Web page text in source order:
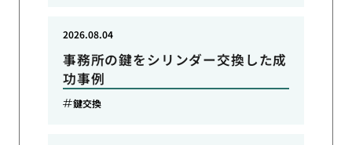
事務所の鍵をシリンダー交換した成
功事例
2026.08.04
鍵交換